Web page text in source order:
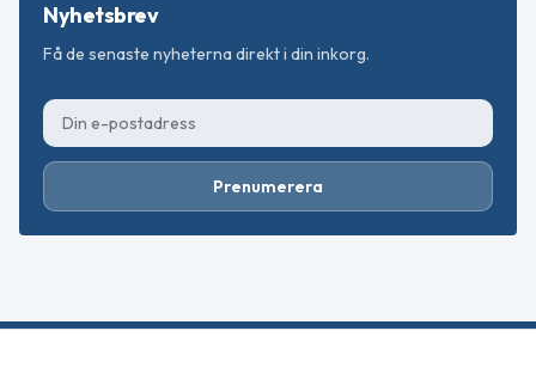
Nyhetsbrev
Få de senaste nyheterna direkt i din inkorg.
Prenumerera